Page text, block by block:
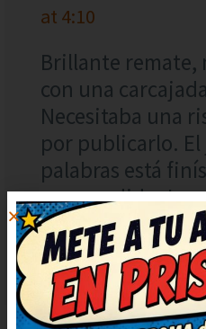
at 4:10
Brillante remate,
con una
Necesitaba una
por publicarlo. El
palabras está
sorprendido. Lo
contarlo en la
verás qué risas.